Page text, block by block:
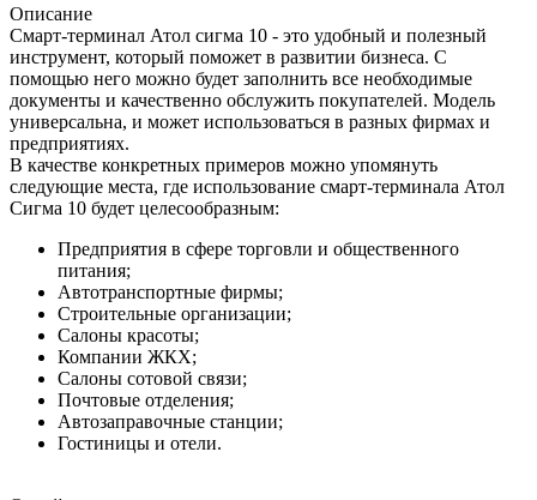
Описание
Смарт-терминал Атол сигма 10 - это удобный и полезный
инструмент, который поможет в развитии бизнеса. С
помощью него можно будет заполнить все необходимые
документы и качественно обслужить покупателей. Модель
универсальна, и может использоваться в разных фирмах и
предприятиях.
В качестве конкретных примеров можно упомянуть
следующие места, где использование смарт-терминала Атол
Сигма 10 будет целесообразным:
Предприятия в сфере торговли и общественного
питания;
Автотранспортные фирмы;
Строительные организации;
Салоны красоты;
Компании ЖКХ;
Салоны сотовой связи;
Почтовые отделения;
Автозаправочные станции;
Гостиницы и отели.